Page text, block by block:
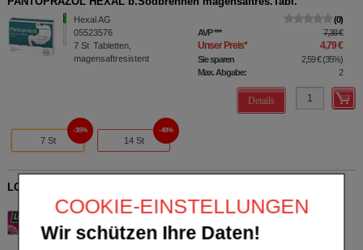
COOKIE-EINSTELLUNGEN
Wir schützen Ihre Daten!
Hexal AG
05523576
7 St Tabletten,
magensaftresistent
0
AVP*** 7,38 €
Unser Preis* 4,79 €
Sie sparen 2,59 €(35%)
Max. Abgabe:
2
Details
7 St
35%
14 St
40%
LORANOPRO 5 mg Filmtabletten
Hexal AG
6St Filmtabletten Unser Preis*